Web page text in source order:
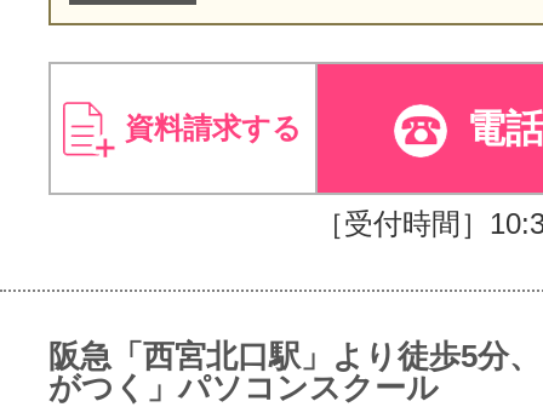
資料請求する 電
［受付時間］
阪急「西宮北口駅」より徒歩5分
がつく」パソコンスクール